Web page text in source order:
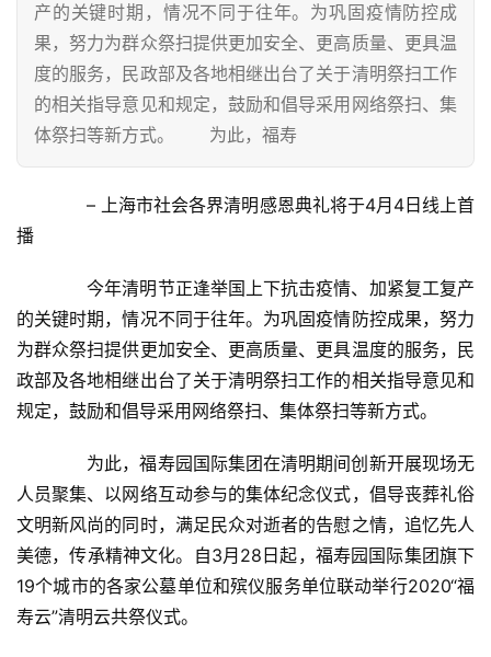
产的关键时期，情况不同于往年。为巩固疫情防控成
果，努力为群众祭扫提供更加安全、更高质量、更具温
度的服务，民政部及各地相继出台了关于清明祭扫工作
的相关指导意见和规定，鼓励和倡导采用网络祭扫、集
体祭扫等新方式。 为此，福寿
– 上海市社会各界清明感恩典礼将于4月4日线上首
播
今年清明节正逢举国上下抗击疫情、加紧复工复产
的关键时期，情况不同于往年。为巩固疫情防控成果，努力
为群众祭扫提供更加安全、更高质量、更具温度的服务，民
政部及各地相继出台了关于清明祭扫工作的相关指导意见和
规定，鼓励和倡导采用网络祭扫、集体祭扫等新方式。
为此，福寿园国际集团在清明期间创新开展现场无
人员聚集、以网络互动参与的集体纪念仪式，倡导丧葬礼俗
文明新风尚的同时，满足民众对逝者的告慰之情，追忆先人
美德，传承精神文化。自3月28日起，福寿园国际集团旗下
19个城市的各家公墓单位和殡仪服务单位联动举行2020“福
寿云”清明云共祭仪式。